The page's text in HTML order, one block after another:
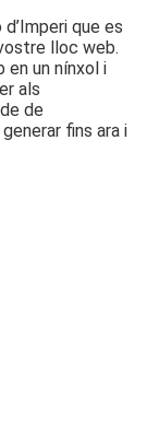
que es
lloc web.
un nínxol i
als
de
fins ara i